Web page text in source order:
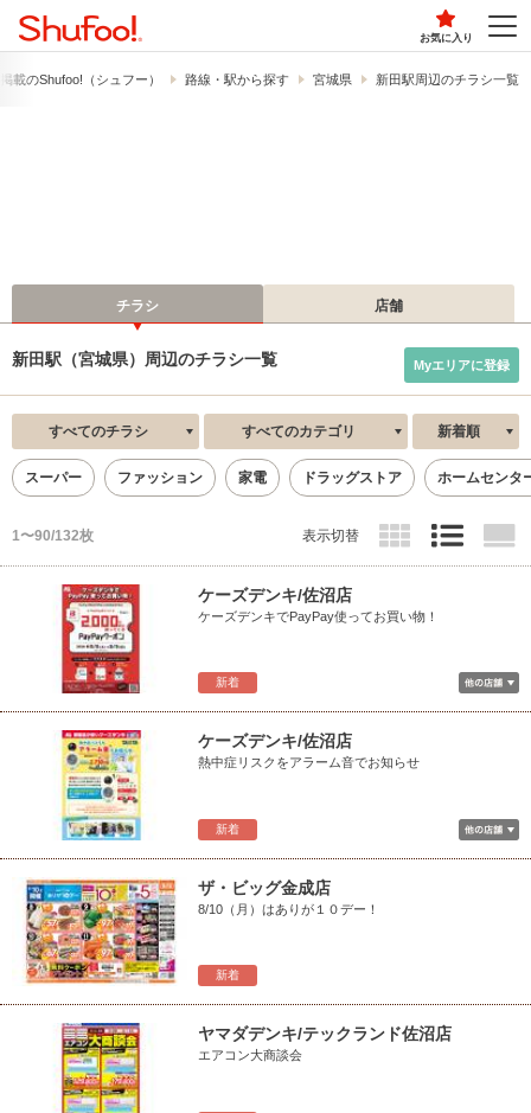
お気に入り
載の​Shufoo!​（シュフー） 路線・駅から探す 宮城県 新田駅周辺のチラシ一覧
チラシ 店舗
新田駅（宮城県）周辺のチラシ一覧 Myエリアに登録
すべてのチラシ すべてのカテゴリ 新着順
スーパー ファッション 家電 ドラッグストア ホームセンタ
1〜90/132枚 表示切替
新着
ケーズデンキ/佐沼店
ケーズデンキでPayPay使ってお買い物！
新着
ケーズデンキ/佐沼店
熱中症リスクをアラーム音でお知らせ
新着
ザ・ビッグ金成店
8/10（月）はありが１０デー！
ヤマダデンキ/テックランド佐沼店
エアコン大商談会